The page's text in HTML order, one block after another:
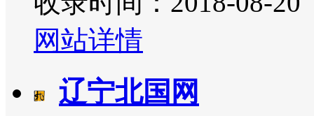
网站详情
辽宁北国网